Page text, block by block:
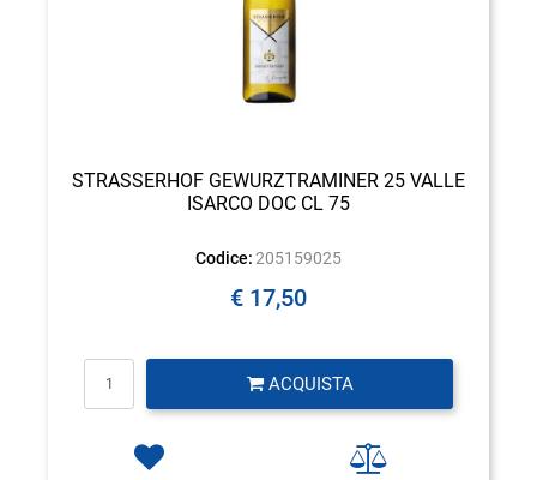
STRASSERHOF GEWURZTRAMINER 25 VALLE
ISARCO DOC CL 75
Codice: 205159025
€ 17,50
ACQUISTA